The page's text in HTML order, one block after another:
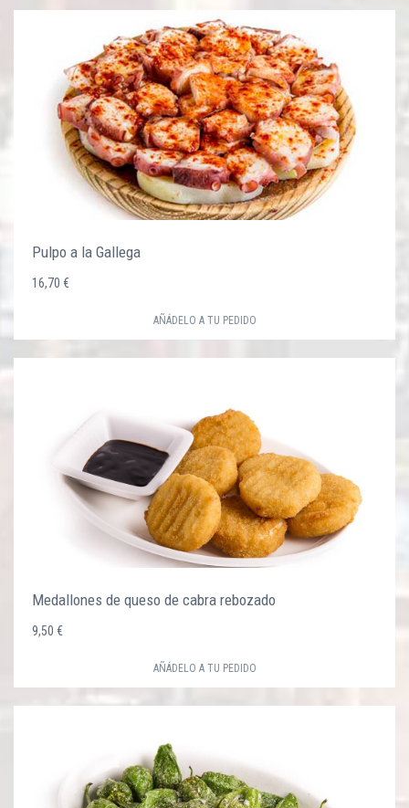
Pulpo a la Gallega
16,70 €
AÑÁDELO A TU PEDIDO
Medallones de queso de cabra rebozado
9,50 €
AÑÁDELO A TU PEDIDO